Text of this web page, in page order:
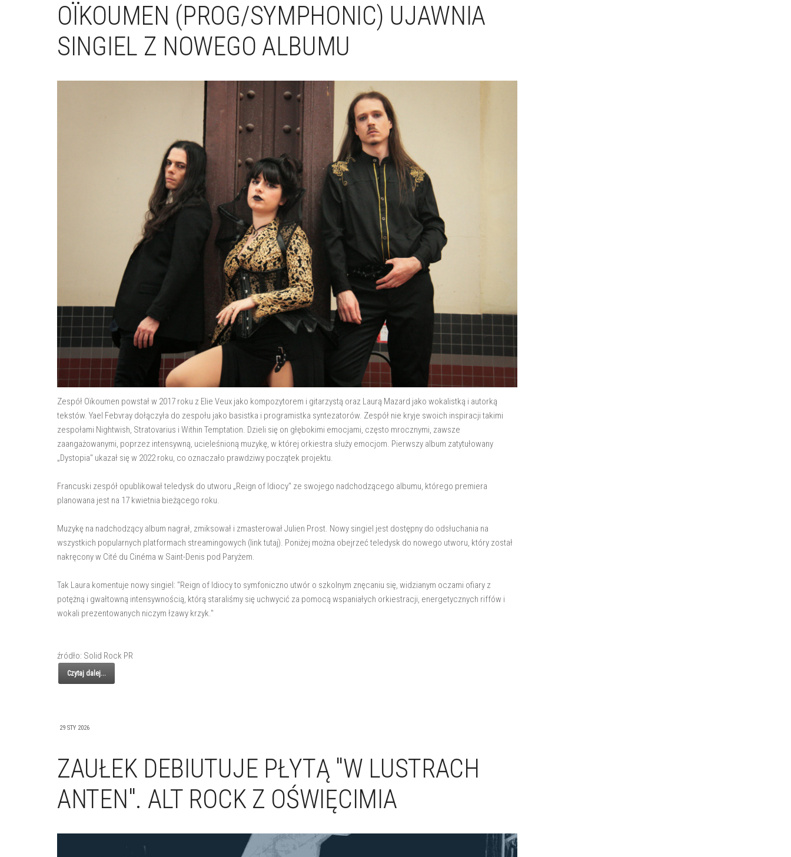
OÏKOUMEN (PROG/SYMPHONIC) UJAWNIA
SINGIEL Z NOWEGO ALBUMU
Zespół Oïkoumen powstał w 2017 roku z Elie Veux jako kompozytorem i gitarzystą oraz Laurą Mazard jako wokalistką i autorką
tekstów. Yael Febvray dołączyła do zespołu jako basistka i programistka syntezatorów. Zespół nie kryje swoich inspiracji takimi
zespołami Nightwish, Stratovarius i Within Temptation. Dzieli się on głębokimi emocjami, często mrocznymi, zawsze
zaangażowanymi, poprzez intensywną, ucieleśnioną muzykę, w której orkiestra służy emocjom. Pierwszy album zatytułowany
„Dystopia" ukazał się w 2022 roku, co oznaczało prawdziwy początek projektu.
Francuski zespół opublikował teledysk do utworu „Reign of Idiocy" ze swojego nadchodzącego albumu, którego premiera
planowana jest na 17 kwietnia bieżącego roku.
Muzykę na nadchodzący album nagrał, zmiksował i zmasterował Julien Prost. Nowy singiel jest dostępny do odsłuchania na
wszystkich popularnych platformach streamingowych (link tutaj). Poniżej można obejrzeć teledysk do nowego utworu, który został
nakręcony w Cité du Cinéma w Saint-Denis pod Paryżem.
Tak Laura komentuje nowy singiel: "Reign of Idiocy to symfoniczno utwór o szkolnym znęcaniu się, widzianym oczami ofiary z
potężną i gwałtowną intensywnością, którą staraliśmy się uchwycić za pomocą wspaniałych orkiestracji, energetycznych riffów i
wokali prezentowanych niczym łzawy krzyk."
źródło: Solid Rock PR
Czytaj dalej...
29 STY 2026
ZAUŁEK DEBIUTUJE PŁYTĄ "W LUSTRACH
ANTEN". ALT ROCK Z OŚWIĘCIMIA